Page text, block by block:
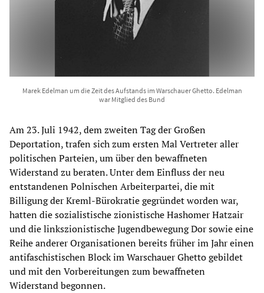
Marek Edelman um die Zeit des Aufstands im Warschauer Ghetto. Edelman
war Mitglied des Bund
Am 23. Juli 1942, dem zweiten Tag der Großen
Deportation, trafen sich zum ersten Mal Vertreter aller
politischen Parteien, um über den bewaffneten
Widerstand zu beraten. Unter dem Einfluss der neu
entstandenen Polnischen Arbeiterpartei, die mit
Billigung der Kreml-Bürokratie gegründet worden war,
hatten die sozialistische zionistische Hashomer Hatzair
und die linkszionistische Jugendbewegung Dor sowie eine
Reihe anderer Organisationen bereits früher im Jahr einen
antifaschistischen Block im Warschauer Ghetto gebildet
und mit den Vorbereitungen zum bewaffneten
Widerstand begonnen.